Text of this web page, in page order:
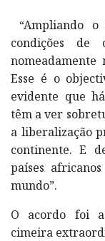
“Ampliando
condições de
Esse é o
evidente que
têm a ver
a liberalização
continente. E
países
mundo”.
O acordo foi
cimeira